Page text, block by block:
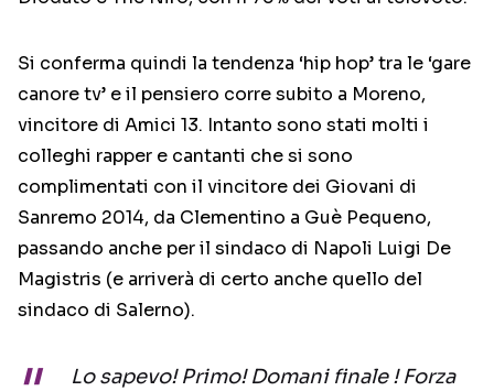
Si conferma quindi la tendenza ‘hip hop’ tra le ‘gare
canore tv’ e il pensiero corre subito a Moreno,
vincitore di Amici 13. Intanto sono stati molti i
colleghi rapper e cantanti che si sono
complimentati con il vincitore dei Giovani di
Sanremo 2014, da Clementino a Guè Pequeno,
passando anche per il sindaco di Napoli Luigi De
Magistris (e arriverà di certo anche quello del
sindaco di Salerno).
Lo sapevo! Primo! Domani finale ! Forza